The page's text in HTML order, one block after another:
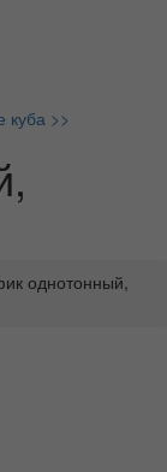
>>
однотонный,